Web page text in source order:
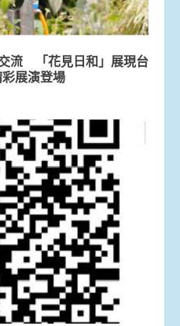
流 「花見日和」展現台
展演登場